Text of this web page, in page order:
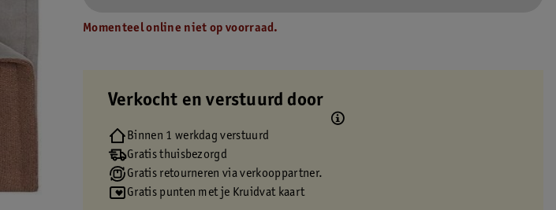
Momenteel online niet op voorraad.
Verkocht en verstuurd door
Binnen 1 werkdag verstuurd
Gratis thuisbezorgd
Gratis retourneren via verkooppartner.
Gratis punten met je Kruidvat kaart